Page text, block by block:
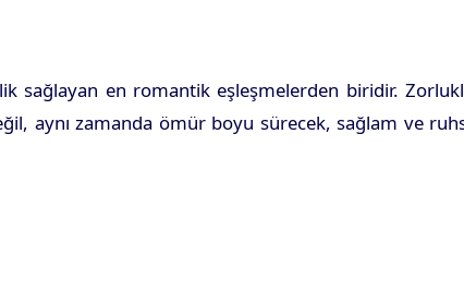
sağlayan en romantik eşleşmelerden biridir.
aynı zamanda ömür boyu sürecek, sağlam ve